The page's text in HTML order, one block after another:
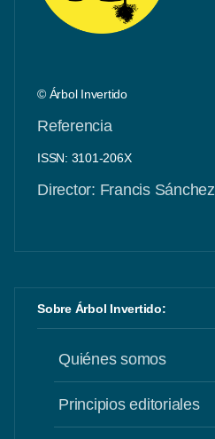
© Árbol Invertido
Referencia
ISSN: 3101-206X
Director: Francis Sánchez
Sobre Árbol Invertido:
Quiénes somos
Principios editoriales